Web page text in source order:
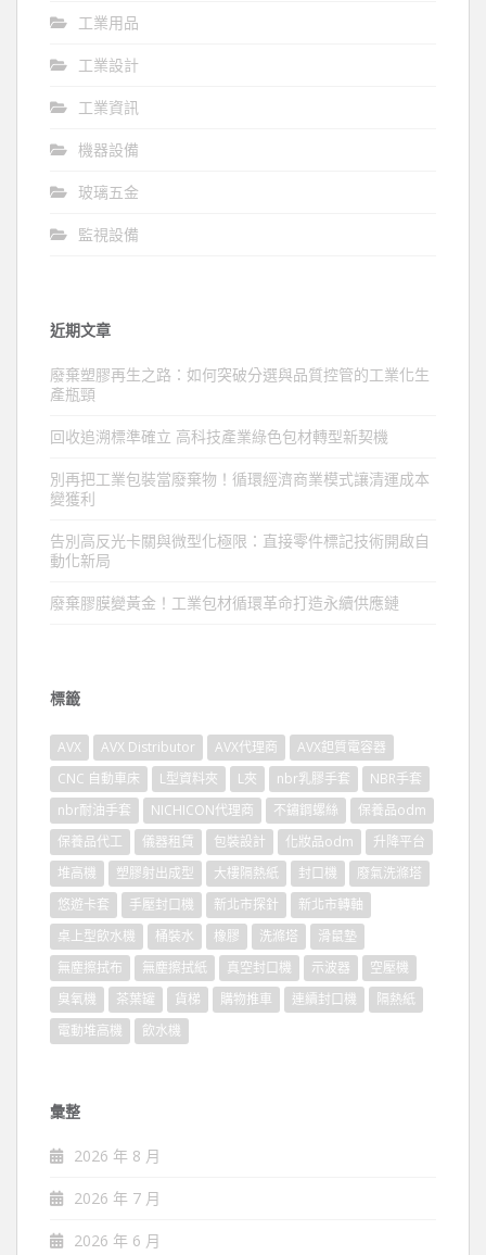
工業用品
工業設計
工業資訊
機器設備
玻璃五金
監視設備
近期文章
廢棄塑膠再生之路：如何突破分選與品質控管的工業化生
產瓶頸
回收追溯標準確立 高科技產業綠色包材轉型新契機
別再把工業包裝當廢棄物！循環經濟商業模式讓清運成本
變獲利
告別高反光卡關與微型化極限：直接零件標記技術開啟自
動化新局
廢棄膠膜變黃金！工業包材循環革命打造永續供應鏈
標籤
AVX AVX Distributor AVX代理商
AVX鉭質電容器
CNC 自動車床
L型資料夾 L夾 nbr乳膠手套
NBR手套
nbr耐油手套
NICHICON代理商 不鏽鋼螺絲
保養品odm
保養品代工
儀器租賃 包裝設計 化妝品odm
升降平台
堆高機
塑膠射出成型 大樓隔熱紙 封口機
廢氣洗滌塔
悠遊卡套
手壓封口機 新北市探針
新北市轉軸
桌上型飲水機
桶裝水 橡膠 洗滌塔
滑鼠墊
無塵擦拭布
無塵擦拭紙 真空封口機 示波器
空壓機
臭氧機
茶葉罐 貨梯 購物推車 連續封口機
隔熱紙
電動堆高機
飲水機
彙整
2026 年 8 月
2026 年 7 月
2026 年 6 月